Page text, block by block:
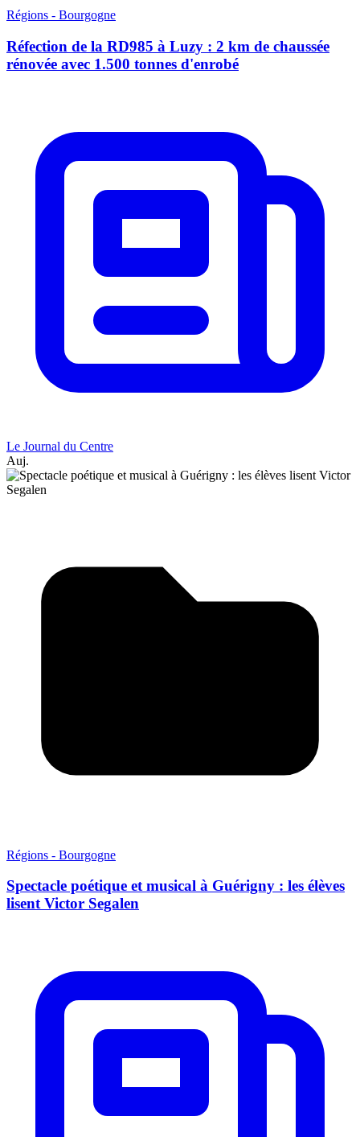
Régions - Bourgogne
Réfection de la RD985 à Luzy : 2 km de chaussée
rénovée avec 1.500 tonnes d'enrobé
Le Journal du Centre
Auj.
Régions - Bourgogne
Spectacle poétique et musical à Guérigny : les élèves
lisent Victor Segalen